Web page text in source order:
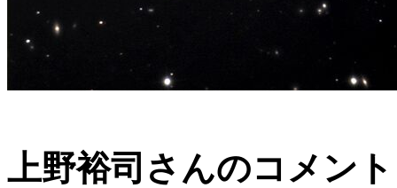
上野裕司さんのコメン